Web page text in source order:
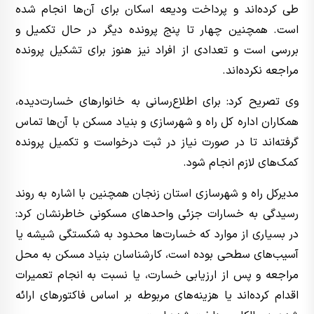
طی کرده‌اند و پرداخت ودیعه اسکان برای آن‌ها انجام شده
است. همچنین چهار تا پنج پرونده دیگر در حال تکمیل و
بررسی است و تعدادی از افراد نیز هنوز برای تشکیل پرونده
مراجعه نکرده‌اند.
وی تصریح کرد: برای اطلاع‌رسانی به خانوارهای خسارت‌دیده،
همکاران اداره کل راه و شهرسازی و بنیاد مسکن با آن‌ها تماس
گرفته‌اند تا در صورت نیاز در ثبت درخواست و تکمیل پرونده
کمک‌های لازم انجام شود.
مدیرکل راه و شهرسازی استان زنجان همچنین با اشاره به روند
رسیدگی به خسارات جزئی واحدهای مسکونی خاطرنشان کرد:
در بسیاری از موارد که خسارت‌ها محدود به شکستگی شیشه یا
آسیب‌های سطحی بوده است، کارشناسان بنیاد مسکن به محل
مراجعه و پس از ارزیابی خسارت، یا نسبت به انجام تعمیرات
اقدام کرده‌اند یا هزینه‌های مربوطه بر اساس فاکتورهای ارائه